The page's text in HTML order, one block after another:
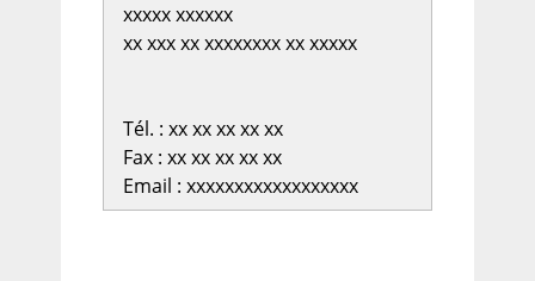
xxxxx xxxxxx
xx xxx xx xxxxxxxx xx xxxxx
Tél. : xx xx xx xx xx
Fax : xx xx xx xx xx
Email : xxxxxxxxxxxxxxxxxx